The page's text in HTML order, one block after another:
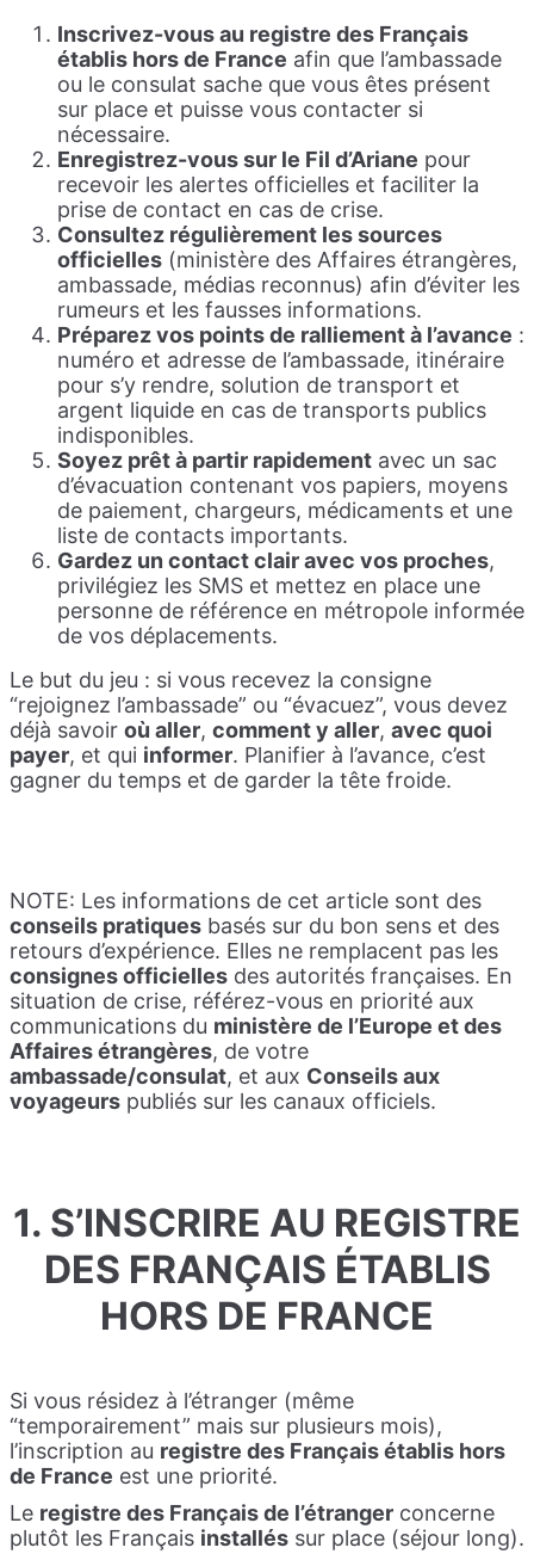
Inscrivez-vous au registre des Français
établis hors de France afin que l’ambassade
ou le consulat sache que vous êtes présent
sur place et puisse vous contacter si
nécessaire.
Enregistrez-vous sur le Fil d’Ariane pour
recevoir les alertes officielles et faciliter la
prise de contact en cas de crise.
Consultez régulièrement les sources
officielles (ministère des Affaires étrangères,
ambassade, médias reconnus) afin d’éviter les
rumeurs et les fausses informations.
Préparez vos points de ralliement à l’avance :
numéro et adresse de l’ambassade, itinéraire
pour s’y rendre, solution de transport et
argent liquide en cas de transports publics
indisponibles.
Soyez prêt à partir rapidement avec un sac
d’évacuation contenant vos papiers, moyens
de paiement, chargeurs, médicaments et une
liste de contacts importants.
Gardez un contact clair avec vos proches,
privilégiez les SMS et mettez en place une
personne de référence en métropole informée
de vos déplacements.
Le but du jeu : si vous recevez la consigne
“rejoignez l’ambassade” ou “évacuez”, vous devez
déjà savoir où aller, comment y aller, avec quoi
payer, et qui informer. Planifier à l’avance, c’est
gagner du temps et de garder la tête froide.
NOTE: Les informations de cet article sont des
conseils pratiques basés sur du bon sens et des
retours d’expérience. Elles ne remplacent pas les
consignes officielles des autorités françaises. En
situation de crise, référez-vous en priorité aux
communications du ministère de l’Europe et des
Affaires étrangères, de votre
ambassade/consulat, et aux Conseils aux
voyageurs publiés sur les canaux officiels.
1. S’INSCRIRE AU REGISTRE
DES FRANÇAIS ÉTABLIS
HORS DE FRANCE
Si vous résidez à l’étranger (même
“temporairement” mais sur plusieurs mois),
l’inscription au registre des Français établis hors
de France est une priorité.
Le registre des Français de l’étranger concerne
plutôt les Français installés sur place (séjour long).